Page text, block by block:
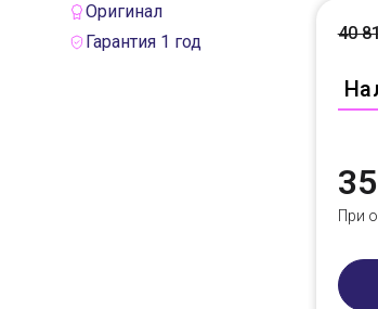
Оригинал
Гарантия 1 год 40
При